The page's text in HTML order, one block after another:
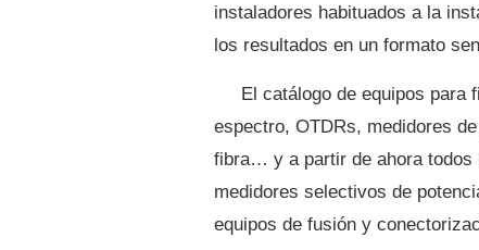
instaladores habituados a la
los resultados en un formato
El catálogo de equipos para
espectro, OTDRs, medidores
fibra… y a partir de ahora todos
medidores selectivos de
equipos de fusión y